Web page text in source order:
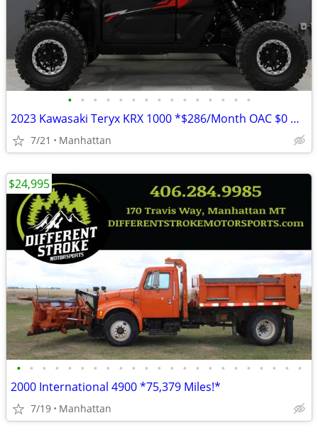
• • • • • • • • • • • • • • •
2023 Kawasaki Teryx KRX 1000 *$286/Month OAC $0 Down*
7/21 Manhattan
• • • • • • • • • • • • • • • • • • • • • • •
2000 International 4900 *75,379 Miles!*
7/19 Manhattan
$24,995